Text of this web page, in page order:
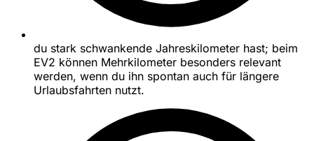
du stark schwankende Jahreskilometer hast; beim
EV2 können Mehrkilometer besonders relevant
werden, wenn du ihn spontan auch für längere
Urlaubsfahrten nutzt.